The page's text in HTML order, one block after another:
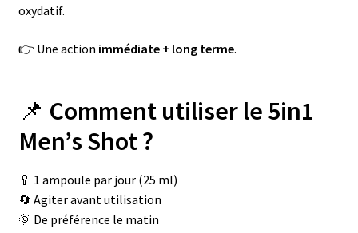
oxydatif.
👉 Une action immédiate + long terme.
📌 Comment utiliser le 5in1
Men’s Shot ?
🥄 1 ampoule par jour (25 ml)
🔄 Agiter avant utilisation
🌞 De préférence le matin